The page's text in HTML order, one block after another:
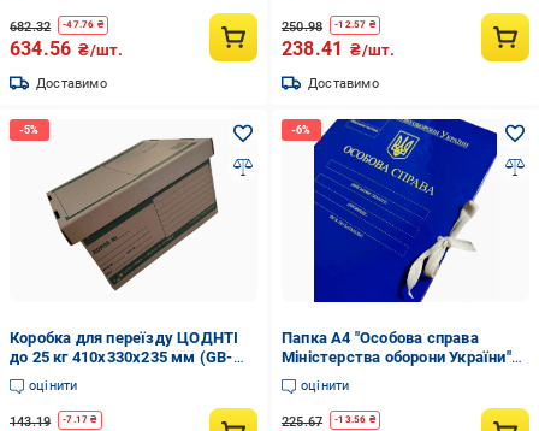
682.32 -47.76 ₴
634.56 ₴/шт.
Доставимо
250.98 -12.57 ₴
238.41 ₴/шт.
Доставимо
Коробка для переїзду ЦОДНТІ
до 25 кг 410x330x235 мм (GB-
410-3)
оцінити
143.19 -7.17 ₴
Папка А4 "Особова справа
Міністерства оборони України"
PP-покриття глянець корінець
20 мм (ПАПК/ЛД-МТ-А4-З/PP-
Г-20-1)
оцінити
225.67 -13.56 ₴